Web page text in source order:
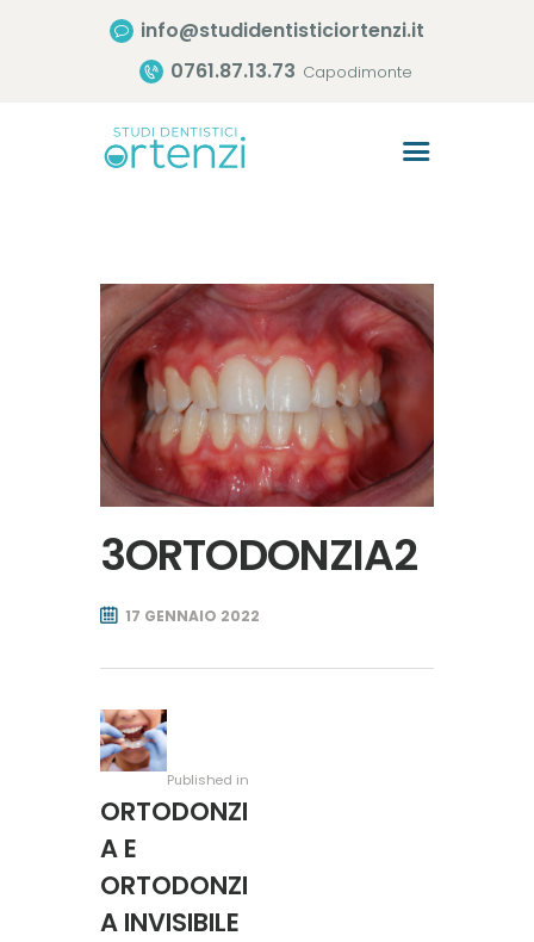
info@studidentisticiortenzi.it
0761.87.13.73 Capodimonte
Trattamenti
Consigli Utili
Il Team
Contatti
3ORTODONZIA2
17 GENNAIO 2022
articoli
Published in
ORTODONZI
A E
ORTODONZI
A INVISIBILE